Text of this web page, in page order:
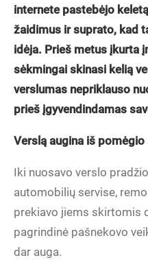
internete pastebėjo
žaidimus ir suprato, kad
idėja. Prieš metus įkurta
sėkmingai skinasi kelią
verslumas nepriklauso
prieš įgyvendindamas
Verslą augina iš pomėgio
Iki nuosavo verslo
automobilių servise,
prekiavo jiems skirtomis
pagrindinė pašnekovo
dar auga.